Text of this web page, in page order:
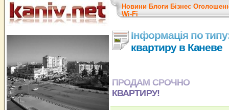
Новини Блоги Бізнес
Wi-Fi
Інформація по
квартиру в Каневе
ПРОДАМ СРОЧНО
КВАРТИРУ!